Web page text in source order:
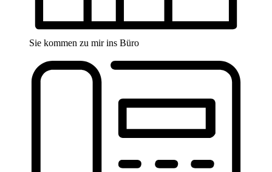
Sie kommen zu mir ins Büro